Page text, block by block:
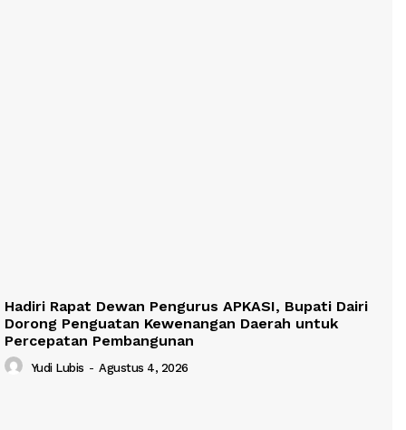
Hadiri Rapat Dewan Pengurus APKASI, Bupati Dairi
Dorong Penguatan Kewenangan Daerah untuk
Percepatan Pembangunan
Yudi Lubis - Agustus 4, 2026